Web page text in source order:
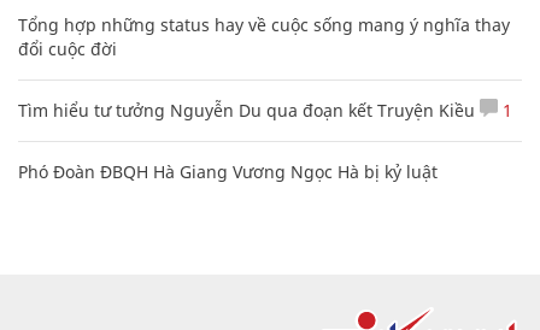
Tổng hợp những status hay về cuộc sống mang ý nghĩa thay
đổi cuộc đời
Tìm hiểu tư tưởng Nguyễn Du qua đoạn kết Truyện Kiều 1
Phó Đoàn ĐBQH Hà Giang Vương Ngọc Hà bị kỷ luật